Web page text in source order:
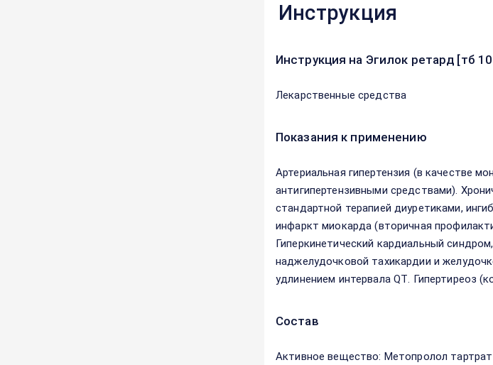
Инструкция
Инструкция на Эгилок ретард [тб
Лекарственные средства
Показания к применению
Артериальная гипертензия (в качестве
антигипертензивными средствами).
стандартной терапией диуретиками,
инфаркт миокарда (вторичная
Гиперкинетический кардиальный
наджелудочковой тахикардии и
удлинением интервала QТ. Гипертиреоз
Состав
Активное вещество: Метопролол